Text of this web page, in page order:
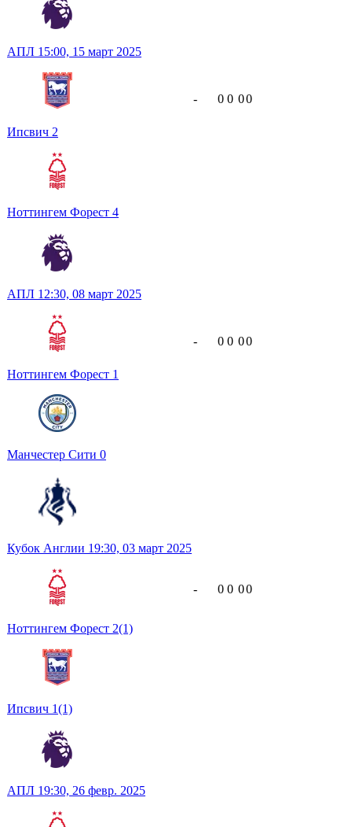
АПЛ 15:00, 15 март 2025
Ипсвич 2
Ноттингем Форест 4
- 0 0 00
АПЛ 12:30, 08 март 2025
Ноттингем Форест 1
Манчестер Сити 0
- 0 0 00
Кубок Англии 19:30, 03 март 2025
Ноттингем Форест 2(1)
Ипсвич 1(1)
- 0 0 00
АПЛ 19:30, 26 февр. 2025